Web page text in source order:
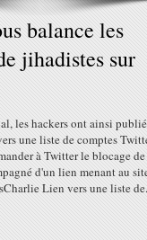
balance les
jihadistes sur
les hackers ont ainsi
une liste de comptes
à Twitter le blocage de
d'un lien menant au
Lien vers une liste